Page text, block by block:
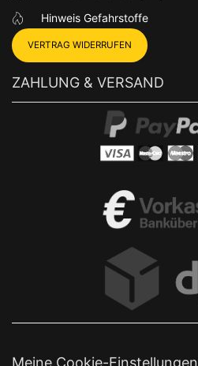
Hinweis Gefahrstoffe
VERTRAG WIDERRUFEN
ZAHLUNG & VERSAND
Meine Cookie-Einstellungen